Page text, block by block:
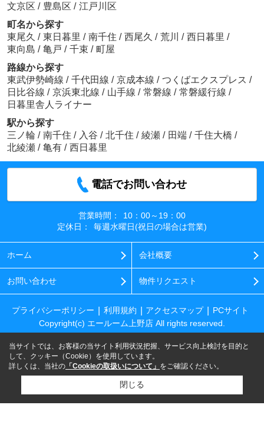
文京区 / 豊島区 / 江戸川区
町名から探す
東尾久 / 東日暮里 / 南千住 / 西尾久 / 荒川 / 西日暮里 /
東向島 / 亀戸 / 千束 / 町屋
路線から探す
東武伊勢崎線 / 千代田線 / 京成本線 / つくばエクスプレス /
日比谷線 / 京浜東北線 / 山手線 / 常磐線 / 常磐緩行線 /
日暮里舎人ライナー
駅から探す
三ノ輪 / 南千住 / 入谷 / 北千住 / 綾瀬 / 田端 / 千住大橋 /
北綾瀬 / 亀有 / 西日暮里
電話でお問い合わせ
営業時間：
10：00～19：00
定休日：
毎週水曜日(祝日の場合は営業)
ホーム 会社概要
お問い合わせ 物件リクエスト
プライバシーポリシー 利用規約 アクセスマップ
PCサイト
Copyright(c) エールーム上野店 All rights reserved.
当サイトでは、お客様の当サイト利用状況把握、サービス向上検討を目的と
して、クッキー（Cookie）を使用しています。
詳しくは、当社の 「Cookieの取扱いについて」 をご確認ください。
閉じる